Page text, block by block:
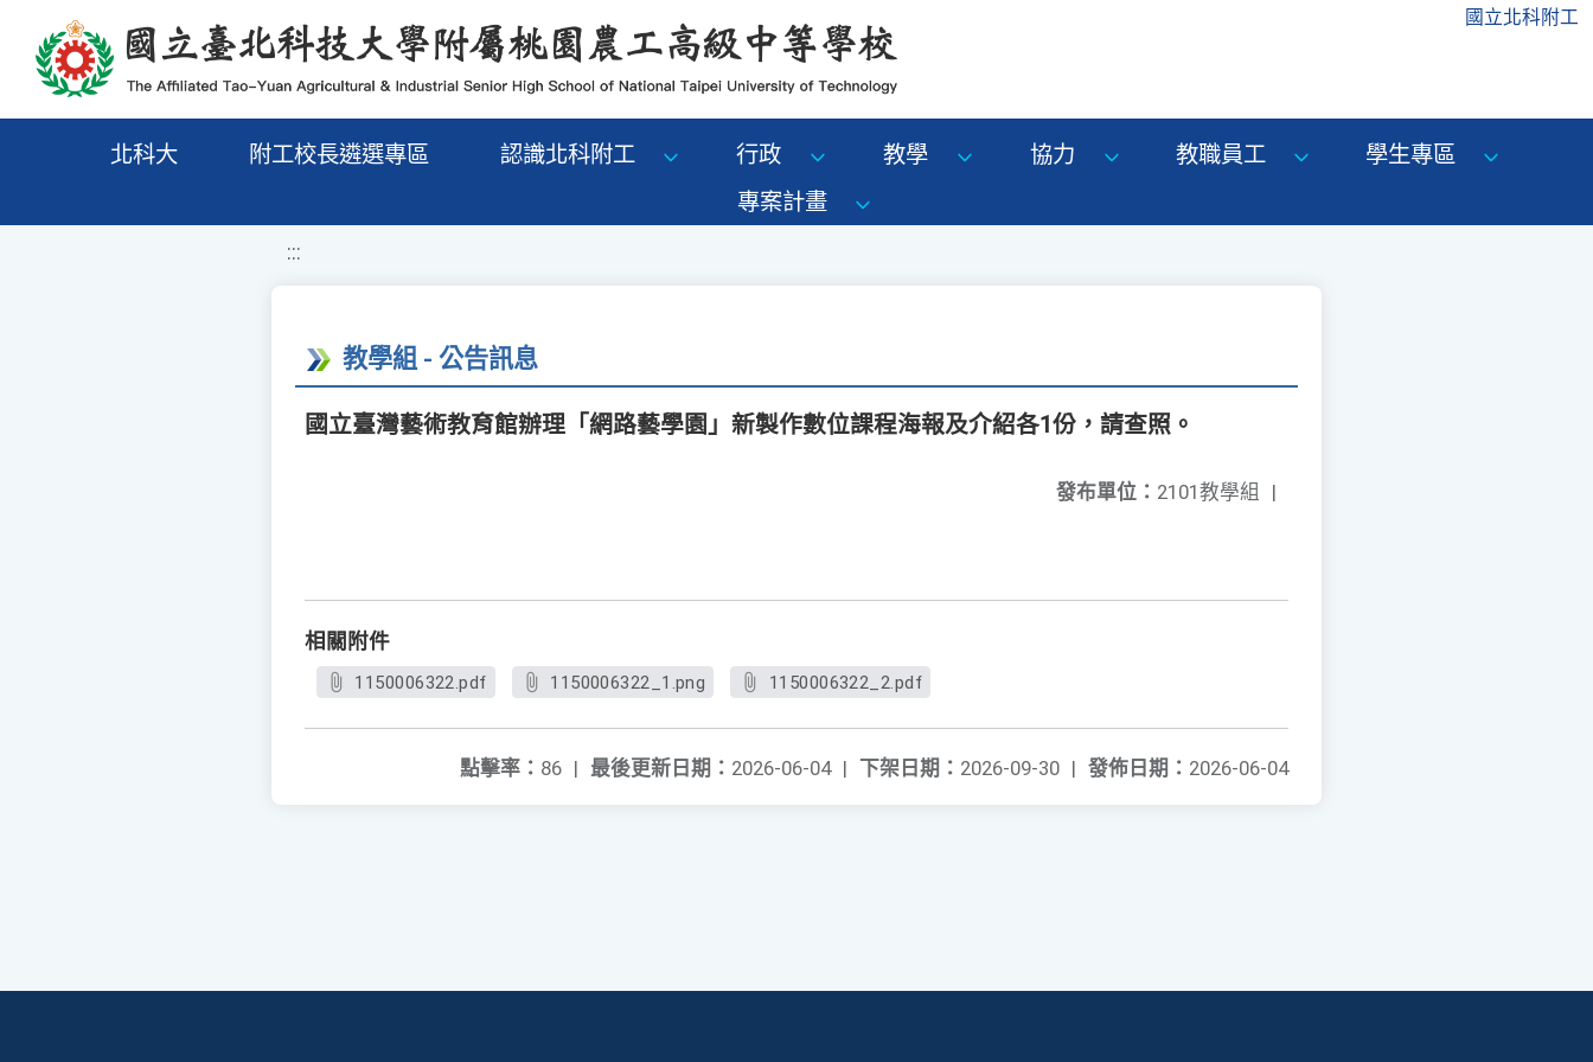
移至網頁之主要內容區位置 國立北科附工
北科大 附工校長遴選專區 認識北科附工 行政 教學 協力 教職員工
學生專區
專案計畫
:::
教學組 - 公告訊息
國立臺灣藝術教育館辦理「網路藝學園」新製作數位課程海報及介紹各1份，請查照。
發布單位： 2101教學組 |
相關附件
1150006322.pdf 1150006322_1.png 1150006322_2.pdf
發佈日期： 2026-06-04
下架日期： 2026-09-30 |
最後更新日期： 2026-06-04 |
點擊率： 86 |